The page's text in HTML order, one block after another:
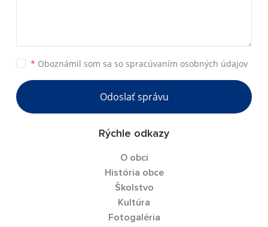
* Oboznámil som sa so spracúvaním osobných údajov
Odoslať správu
Rýchle odkazy
O obci
História obce
Školstvo
Kultúra
Fotogaléria